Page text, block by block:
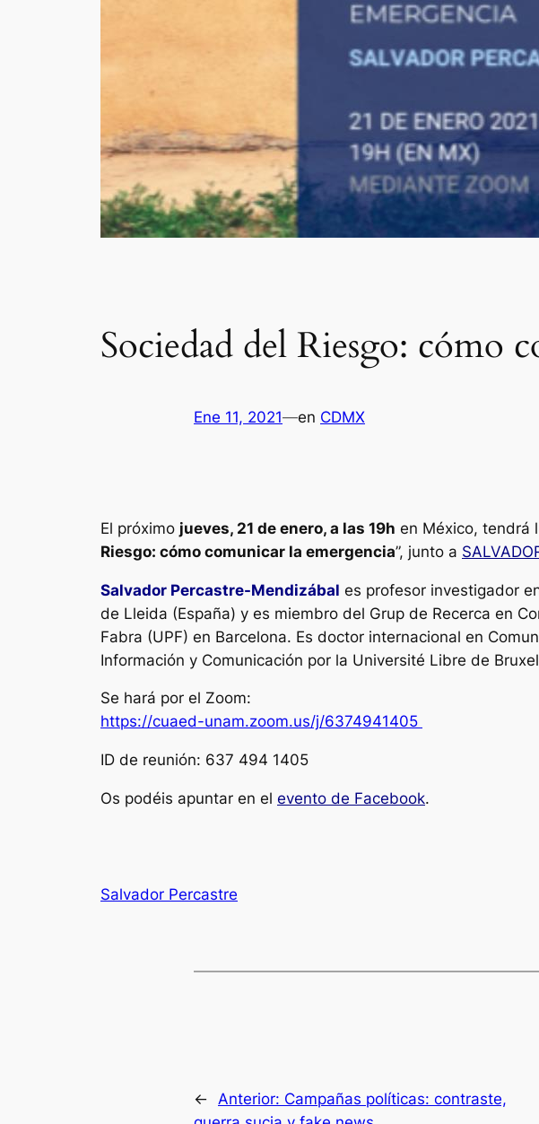
Sociedad del Riesgo: cómo
Ene 11, 2021—en CDMX
El próximo jueves, 21 de enero, a las 19h en México, tendrá
Riesgo: cómo comunicar la emergencia”, junto a
Salvador Percastre-Mendizábal es profesor investigador
de Lleida (España) y es miembro del Grup de Recerca en
Fabra (UPF) en Barcelona. Es doctor internacional en
Información y Comunicación por la Université Libre de
Se hará por el Zoom:
https://cuaed-unam.zoom.us/j/6374941405
ID de reunión: 637 494 1405
Os podéis apuntar en el evento de Facebook.
Salvador Percastre
← Anterior: Campañas políticas: contraste,